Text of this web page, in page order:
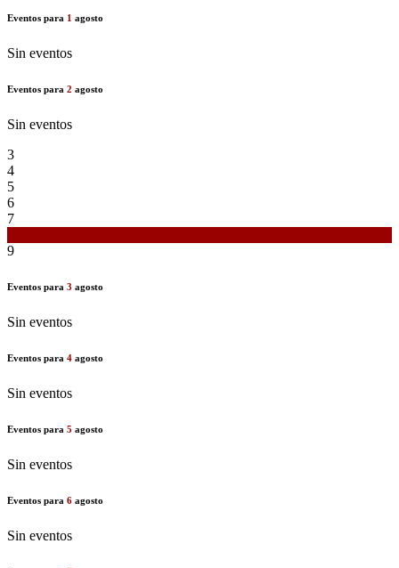
Eventos para 1 agosto
Sin eventos
Eventos para 2 agosto
Sin eventos
3
4
5
6
7
9
Eventos para 3 agosto
Sin eventos
Eventos para 4 agosto
Sin eventos
Eventos para 5 agosto
Sin eventos
Eventos para 6 agosto
Sin eventos